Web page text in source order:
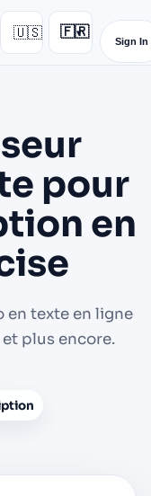
🇺🇸 🇫🇷
▾
Sign In
pour
en
en texte en ligne
et plus encore.